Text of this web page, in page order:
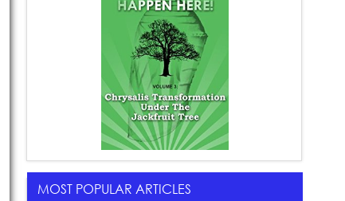
MOST POPULAR ARTICLES